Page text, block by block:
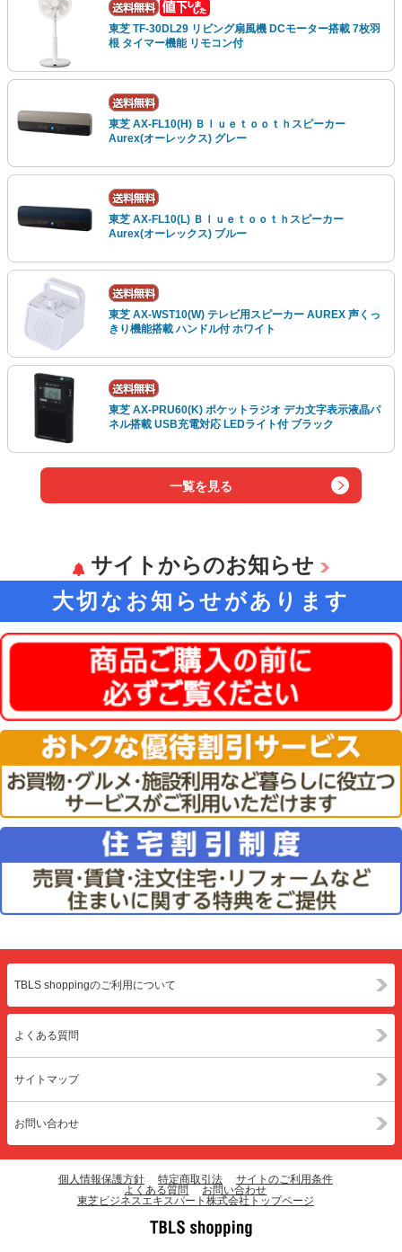
東芝 TF-30DL29 リビング扇風機 DCモーター搭載 7枚羽
根 タイマー機能 リモコン付
東芝 AX-FL10(H) Ｂｌｕｅｔｏｏｔｈスピーカー
Aurex(オーレックス) グレー
東芝 AX-FL10(L) Ｂｌｕｅｔｏｏｔｈスピーカー
Aurex(オーレックス) ブルー
東芝 AX-WST10(W) テレビ用スピーカー AUREX 声くっ
きり機能搭載 ハンドル付 ホワイト
東芝 AX-PRU60(K) ポケットラジオ デカ文字表示液晶パ
ネル搭載 USB充電対応 LEDライト付 ブラック
一覧を見る
サイトからのお知らせ
大切なお知らせがあります
TBLS shoppingのご利用について
よくある質問
サイトマップ
お問い合わせ
個人情報保護方針 特定商取引法
サイトのご利用条件
よくある質問
お問い合わせ
東芝ビジネスエキスパート株式会社トップページ